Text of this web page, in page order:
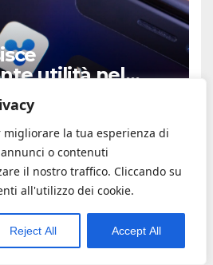
migliorare la tua esperienza di
o contenuti
il nostro traffico. Cliccando su
all'utilizzo dei cookie.
Reject All Accept All
utilità nel
grazie a FXRP,
i prestiti in
e nodo Patriot